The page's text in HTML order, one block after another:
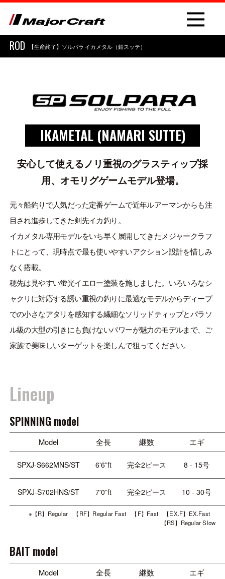
PRODUCT
ROD
LURE
OTHER
ONLINE SHOP
OVERSEAS
OFFICIAL FAN CLUB
CUSTOMER
ROD 【生産終了】ソルパラ イカメタル（鉛スッテ）
IKAMETAL (NAMARI SUTTE)
安心して使えるノリ重視のグラスティップ採
用、オモリグゲームモデル登場。
元々船釣りで人気だった定番ゲームで近年ルアーマンからも注
目され進歩してきた剣先イカ釣り。
イカメタル専用モデルをいち早く展開してきたメジャークラフ
トにとって、現時点で最も使いやすいアクション設計を惜しみ
なく搭載。
穂先は見やすい蛍光イエロー塗装を施しました。いろいろなシ
ャクリに対応する誘い重視の釣りに最適なモデルからディープ
での小さなアタリを感知する繊細なソリッドティップとパラソ
ル級の大型の引きにも負けないパワーが魅力のモデルまで、ご
家族で美味しいターゲットを楽しんで狙ってください。
Lineup
SPINNING model
Model 全長 継数 エギ
SPXJ-S662MNS/ST 6'6”ft 完全2ピース 8 - 15号
SPXJ-S702HNS/ST 7'0”ft 完全2ピース 10 - 30号
※【R】Regular 【RF】Regular Fast 【F】Fast 【EX.F】EX.Fast
【RS】Regular Slow
BAIT model
Model 全長 継数 エギ